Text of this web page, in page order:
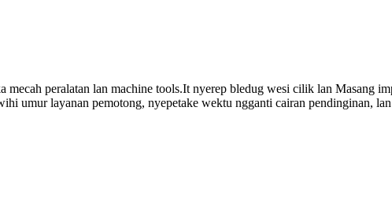
peralatan lan machine tools.It nyerep bledug wesi cilik lan Masang
umur layanan pemotong, nyepetake wektu ngganti cairan pendinginan,